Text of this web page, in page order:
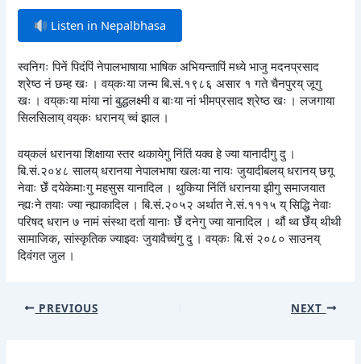
Listen in Nepalbhasa
स्वनिगः पिनें पिदंपिं नेपालभाषाया भाषिक अभियन्तापिं मध्ये भाजु मदनप्रसाद
श्रेष्ठ नं छम्ह खः । वय्‌कःया जन्म बि.सं.१९८६ असार १ गते चैनपुरय् जूगु
खः । वय्‌कःया मांया नां बुद्धलक्ष्मी व बाःया नां भीमप्रसाद श्रेष्ठ खः । लजगाया
सिलसिलाय् वय्‌कः धरानय् च्वं झाल ।
वय्‌कलं धरानया शिक्षाया स्तर थकायेगु निंतिं यक्व हे ज्या यानादीगु दु ।
बि.सं.२०४८ सालय् धरानया नेपालभाषा खलःया नायः जुयादीबलय् धरानय् छगू
नेवाः छेँ दयेकेमाःगु महसुस यानादिल । थुकिया निंतिं धरानया झीगु समाजयात
न्ह्यःने तयाः ज्या न्ह्याकादिल । बि.सं.२०५२ अर्थात ने.सं.१११५ य् सिद्धि नेवाः
परिषद् धरान ७ नामं संस्था दर्ता यानाः छेँ दनेगु ज्या यानादिल । थौं थ्व छेँय् थीथी
सामाजिक, सांस्कृतिक ज्याझ्वः जुयावैच्वंगु दु । वय्‌कः बि.सं २०८० साउनय्
दिवंगत जुल ।
PREVIOUS NEXT